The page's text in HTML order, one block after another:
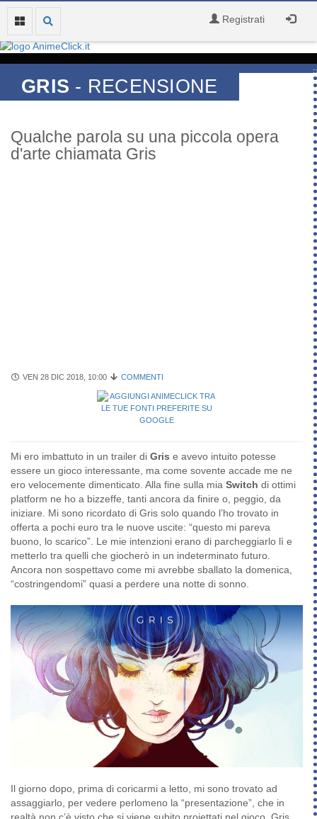
Registrati
GRIS - RECENSIONE
Qualche parola su una piccola opera
d'arte chiamata Gris
VEN 28 DIC 2018, 10:00 COMMENTI
Mi ero imbattuto in un trailer di Gris e avevo intuito potesse
essere un gioco interessante, ma come sovente accade me ne
ero velocemente dimenticato. Alla fine sulla mia Switch di ottimi
platform ne ho a bizzeffe, tanti ancora da finire o, peggio, da
iniziare. Mi sono ricordato di Gris solo quando l’ho trovato in
offerta a pochi euro tra le nuove uscite: “questo mi pareva
buono, lo scarico”. Le mie intenzioni erano di parcheggiarlo lì e
metterlo tra quelli che giocherò in un indeterminato futuro.
Ancora non sospettavo come mi avrebbe sballato la domenica,
“costringendomi” quasi a perdere una notte di sonno.
Il giorno dopo, prima di coricarmi a letto, mi sono trovato ad
assaggiarlo, per vedere perlomeno la “presentazione”, che in